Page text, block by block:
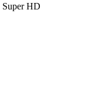
Super HD